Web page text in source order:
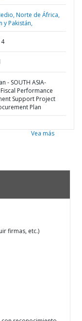
Norte de África,
y Pakistán,
- SOUTH ASIA-
Performance
Support Project
Plan
Vea más
firmas, etc.)